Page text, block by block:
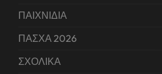
ΠΑΙΧΝΙΔΙΑ
ΠΑΣΧΑ 2026
ΣΧΟΛΙΚΑ